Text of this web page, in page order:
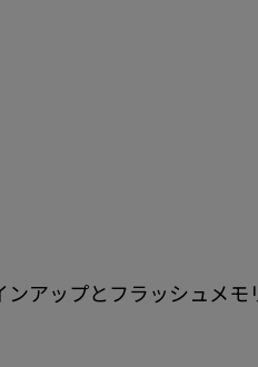
アップとフラッシュメ